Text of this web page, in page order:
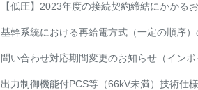
【低圧】2023年度の接続契約締結にかかる
基幹系統における再給電方式（一定の順序
問い合わせ対応期間変更のお知らせ（イン
出力制御機能付PCS等（66kV未満）技術仕